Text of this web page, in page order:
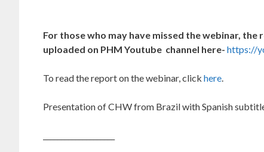
For those who may have missed the webinar, the
uploaded on PHM Youtube channel here- https://
To read the report on the webinar, click here
Presentation of CHW from Brazil with Spanish